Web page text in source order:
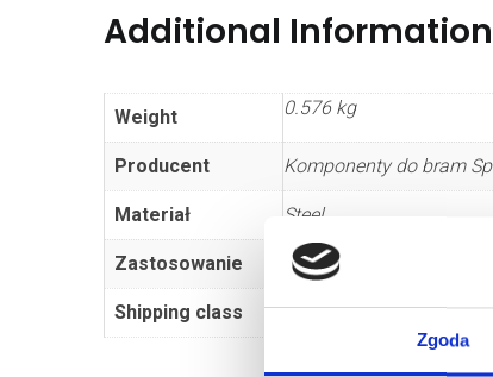
Zgoda
Additional Information
Weight 0.576 kg
Producent Komponenty do bram
Materiał Steel
Zastosowanie sectional door
Shipping class Standard